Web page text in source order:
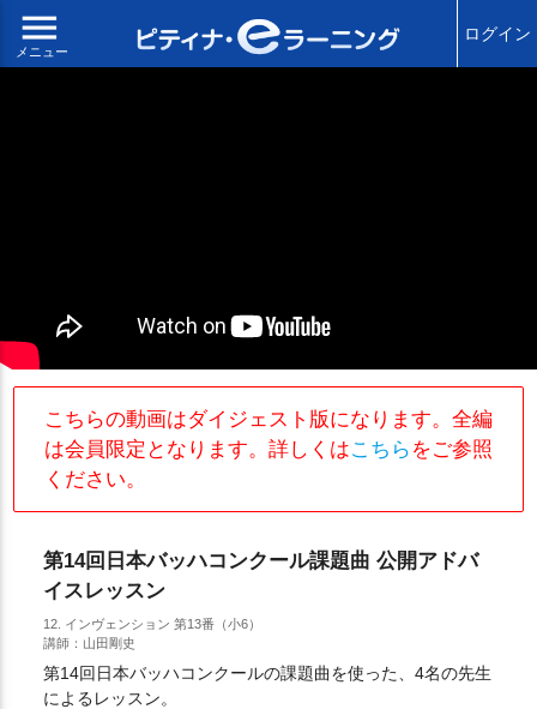
menu
メニュー
ログイン
こちらの動画はダイジェスト版になります。全編
は会員限定となります。詳しくはこちら をご参照
ください。
第14回日本バッハコンクール課題曲 公開アドバ
イスレッスン
12. インヴェンション 第13番（小6）
講師：山田剛史
第14回日本バッハコンクールの課題曲を使った、4名の先生
によるレッスン。